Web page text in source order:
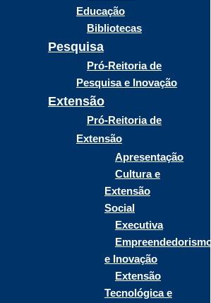
Educação
Bibliotecas
Pesquisa
Pró-Reitoria de
Pesquisa e Inovação
Extensão
Pró-Reitoria de
Extensão
Apresentação
Cultura e
Extensão
Social
Executiva
Empreendedorismo
e Inovação
Extensão
Tecnológica e